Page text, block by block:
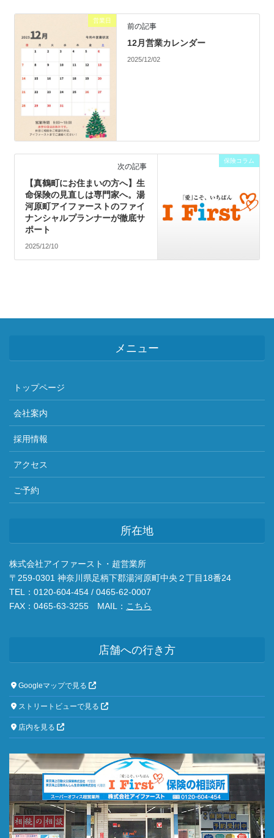
営業日
前の記事
12月営業カレンダー
2025/12/02
保険コラム
次の記事
【真鶴町にお住まいの方へ】生
命保険の見直しは専門家へ。湯
河原町アイファーストのファイ
ナンシャルプランナーが徹底サ
ポート
2025/12/10
メニュー
トップページ
会社案内
採用情報
アクセス
ご予約
所在地
株式会社アイファースト・超営業所
〒259-0301 神奈川県足柄下郡湯河原町中央２丁目18番24
TEL：0120-604-454 / 0465-62-0007
FAX：0465-63-3255 MAIL： こちら
店舗への行き方
Googleマップで見る
ストリートビューで見る
店内を見る